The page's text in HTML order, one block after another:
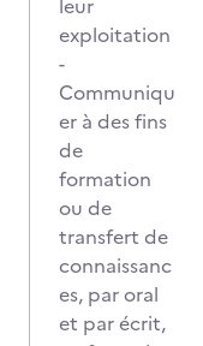
leur
exploitation
-
Communiqu
er à des fins
de
formation
ou de
transfert de
connaissanc
es, par oral
et par écrit,